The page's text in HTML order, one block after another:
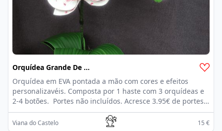
Orquídea Grande De 3 Flores
Orquídea em EVA pontada a mão com cores e efeitos
personalizavéis. Composta por 1 haste com 3 orquídeas e
2-4 botões. Portes não incluídos. Acresce 3.95€ de portes
por CTT registado.
Viana do Castelo 15 €